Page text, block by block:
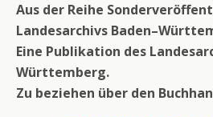
Aus der Reihe
Landesarchivs
Eine Publikation des
Württemberg.
Zu beziehen über den